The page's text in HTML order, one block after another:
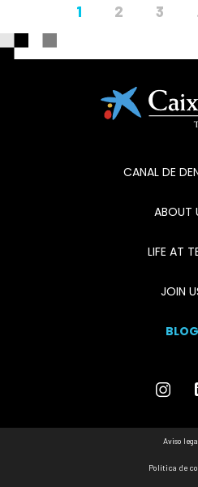
1 2 3
CANAL DE
ABOUT
LIFE AT
JOIN
BLOG
Aviso
Política de